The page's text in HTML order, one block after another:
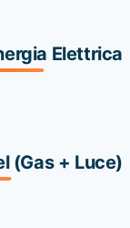
Elettrica
(Gas + Luce)